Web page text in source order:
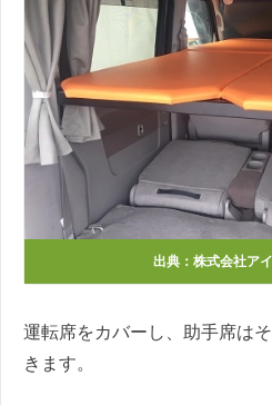
出典： 株式会社ア
運転席をカバーし、助手席は
きます。